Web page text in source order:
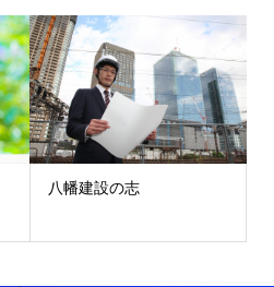
八幡建設の志